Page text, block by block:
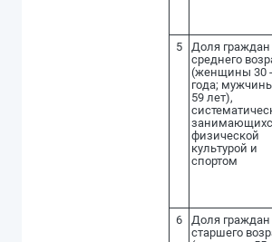
5
Доля граждан
среднего
(женщины 30
года;
59 лет),
физической
культурой и
спортом
6
Доля граждан
старшего